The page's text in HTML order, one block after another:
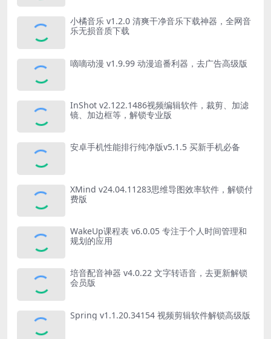
小橘音乐 v1.2.0 清爽干净音乐下载神器，全网音
乐无损音质下载
嘀嘀动漫 v1.9.99 动漫追番利器，去广告高级版
InShot v2.122.1486视频编辑软件，裁剪、加滤
镜、加边框等，解锁专业版
安卓手机性能排行纯净版v5.1.5 买新手机必备
XMind v24.04.11283思维导图效率软件，解锁付
费版
WakeUp课程表 v6.0.05 专注于个人时间管理和
规划的应用
培音配音神器 v4.0.22 文字转语音，去更新解锁
会员版
Spring v1.1.20.34154 视频剪辑软件解锁高级版